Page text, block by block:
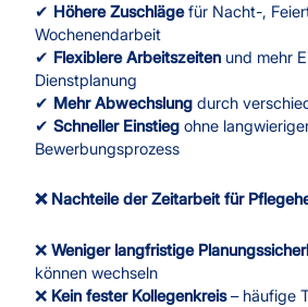
✔ Höhere Zuschlägefür Nacht-,
Wochenendarbeit
✔ Flexiblere Arbeitszeiten und mehr
Dienstplanung
✔ Mehr Abwechslung durch
✔Schneller Einstieg ohne
Bewerbungsprozess
❌ Nachteile der Zeitarbeit für
❌Weniger langfristige
können wechseln
❌ Kein fester Kollegenkreis– häufige